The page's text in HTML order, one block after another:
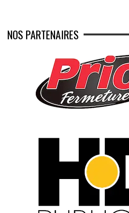
NOS PARTENAIRES